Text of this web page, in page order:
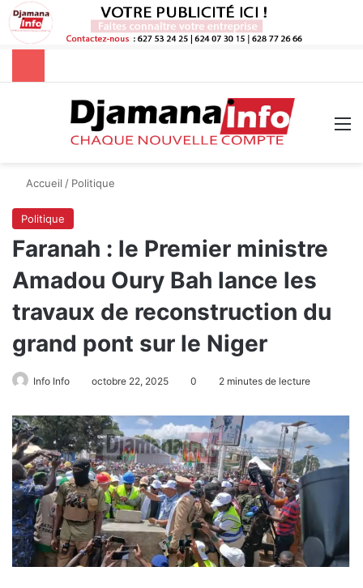
Rechercher
Accueil / Politique
Politique
Faranah : le Premier ministre
Amadou Oury Bah lance les
travaux de reconstruction du
grand pont sur le Niger
Info Info octobre 22, 2025 0 2 minutes de lecture